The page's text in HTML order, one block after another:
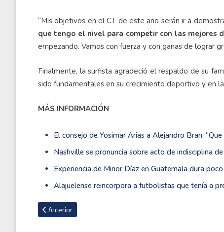
“Mis objetivos en el CT de este año serán ir a
que tengo el nivel para competir con las mejores
empezando. Vamos con fuerza y con ganas de lograr
Finalmente, la surfista agradeció el respaldo de su
sido fundamentales en su crecimiento deportivo y en
MÁS INFORMACIÓN
El consejo de Yosimar Arias a Alejandro Bran:
Nashville se pronuncia sobre acto de indisciplina
Experiencia de Minor Díaz en Guatemala dura
Alajuelense reincorpora a futbolistas que tenía a
Artículo anterior: Roland Garros se queda sin el número 1
Anterior